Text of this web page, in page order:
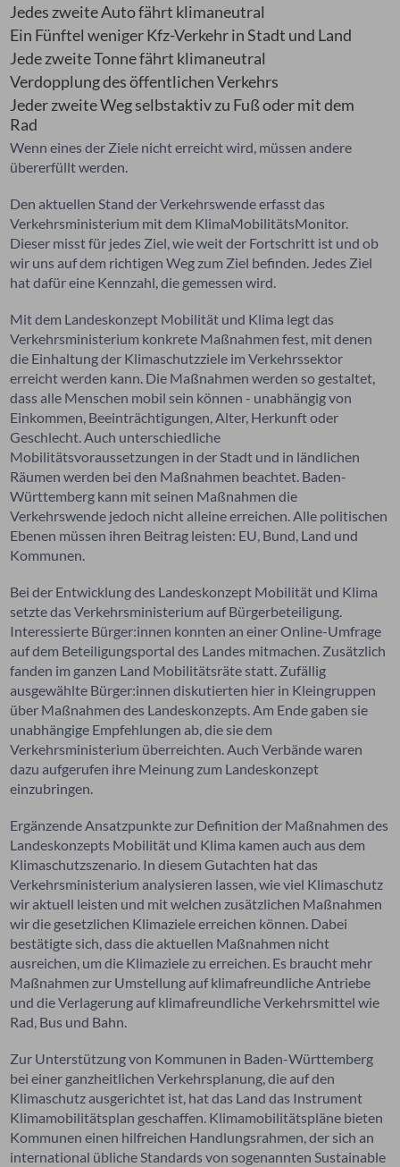
Jedes zweite Auto fährt klimaneutral
Ein Fünftel weniger Kfz-Verkehr in Stadt und Land
Jede zweite Tonne fährt klimaneutral
Verdopplung des öffentlichen Verkehrs
Jeder zweite Weg selbstaktiv zu Fuß oder mit dem
Rad
Wenn eines der Ziele nicht erreicht wird, müssen andere
übererfüllt werden.
Den aktuellen Stand der Verkehrswende erfasst das
Verkehrsministerium mit dem KlimaMobilitätsMonitor.
Dieser misst für jedes Ziel, wie weit der Fortschritt ist und ob
wir uns auf dem richtigen Weg zum Ziel befinden. Jedes Ziel
hat dafür eine Kennzahl, die gemessen wird.
Mit dem Landeskonzept Mobilität und Klima legt das
Verkehrsministerium konkrete Maßnahmen fest, mit denen
die Einhaltung der Klimaschutzziele im Verkehrssektor
erreicht werden kann. Die Maßnahmen werden so gestaltet,
dass alle Menschen mobil sein können - unabhängig von
Einkommen, Beeinträchtigungen, Alter, Herkunft oder
Geschlecht. Auch unterschiedliche
Mobilitätsvoraussetzungen in der Stadt und in ländlichen
Räumen werden bei den Maßnahmen beachtet. Baden-
Württemberg kann mit seinen Maßnahmen die
Verkehrswende jedoch nicht alleine erreichen. Alle politischen
Ebenen müssen ihren Beitrag leisten: EU, Bund, Land und
Kommunen.
Bei der Entwicklung des Landeskonzept Mobilität und Klima
setzte das Verkehrsministerium auf Bürgerbeteiligung.
Interessierte Bürger:innen konnten an einer Online-Umfrage
auf dem Beteiligungsportal des Landes mitmachen. Zusätzlich
fanden im ganzen Land Mobilitätsräte statt. Zufällig
ausgewählte Bürger:innen diskutierten hier in Kleingruppen
über Maßnahmen des Landeskonzepts. Am Ende gaben sie
unabhängige Empfehlungen ab, die sie dem
Verkehrsministerium überreichten. Auch Verbände waren
dazu aufgerufen ihre Meinung zum Landeskonzept
einzubringen.
Ergänzende Ansatzpunkte zur Definition der Maßnahmen des
Landeskonzepts Mobilität und Klima kamen auch aus dem
Klimaschutzszenario. In diesem Gutachten hat das
Verkehrsministerium analysieren lassen, wie viel Klimaschutz
wir aktuell leisten und mit welchen zusätzlichen Maßnahmen
wir die gesetzlichen Klimaziele erreichen können. Dabei
bestätigte sich, dass die aktuellen Maßnahmen nicht
ausreichen, um die Klimaziele zu erreichen. Es braucht mehr
Maßnahmen zur Umstellung auf klimafreundliche Antriebe
und die Verlagerung auf klimafreundliche Verkehrsmittel wie
Rad, Bus und Bahn.
Zur Unterstützung von Kommunen in Baden-Württemberg
bei einer ganzheitlichen Verkehrsplanung, die auf den
Klimaschutz ausgerichtet ist, hat das Land das Instrument
Klimamobilitätsplan geschaffen. Klimamobilitätspläne bieten
Kommunen einen hilfreichen Handlungsrahmen, der sich an
international übliche Standards von sogenannten Sustainable